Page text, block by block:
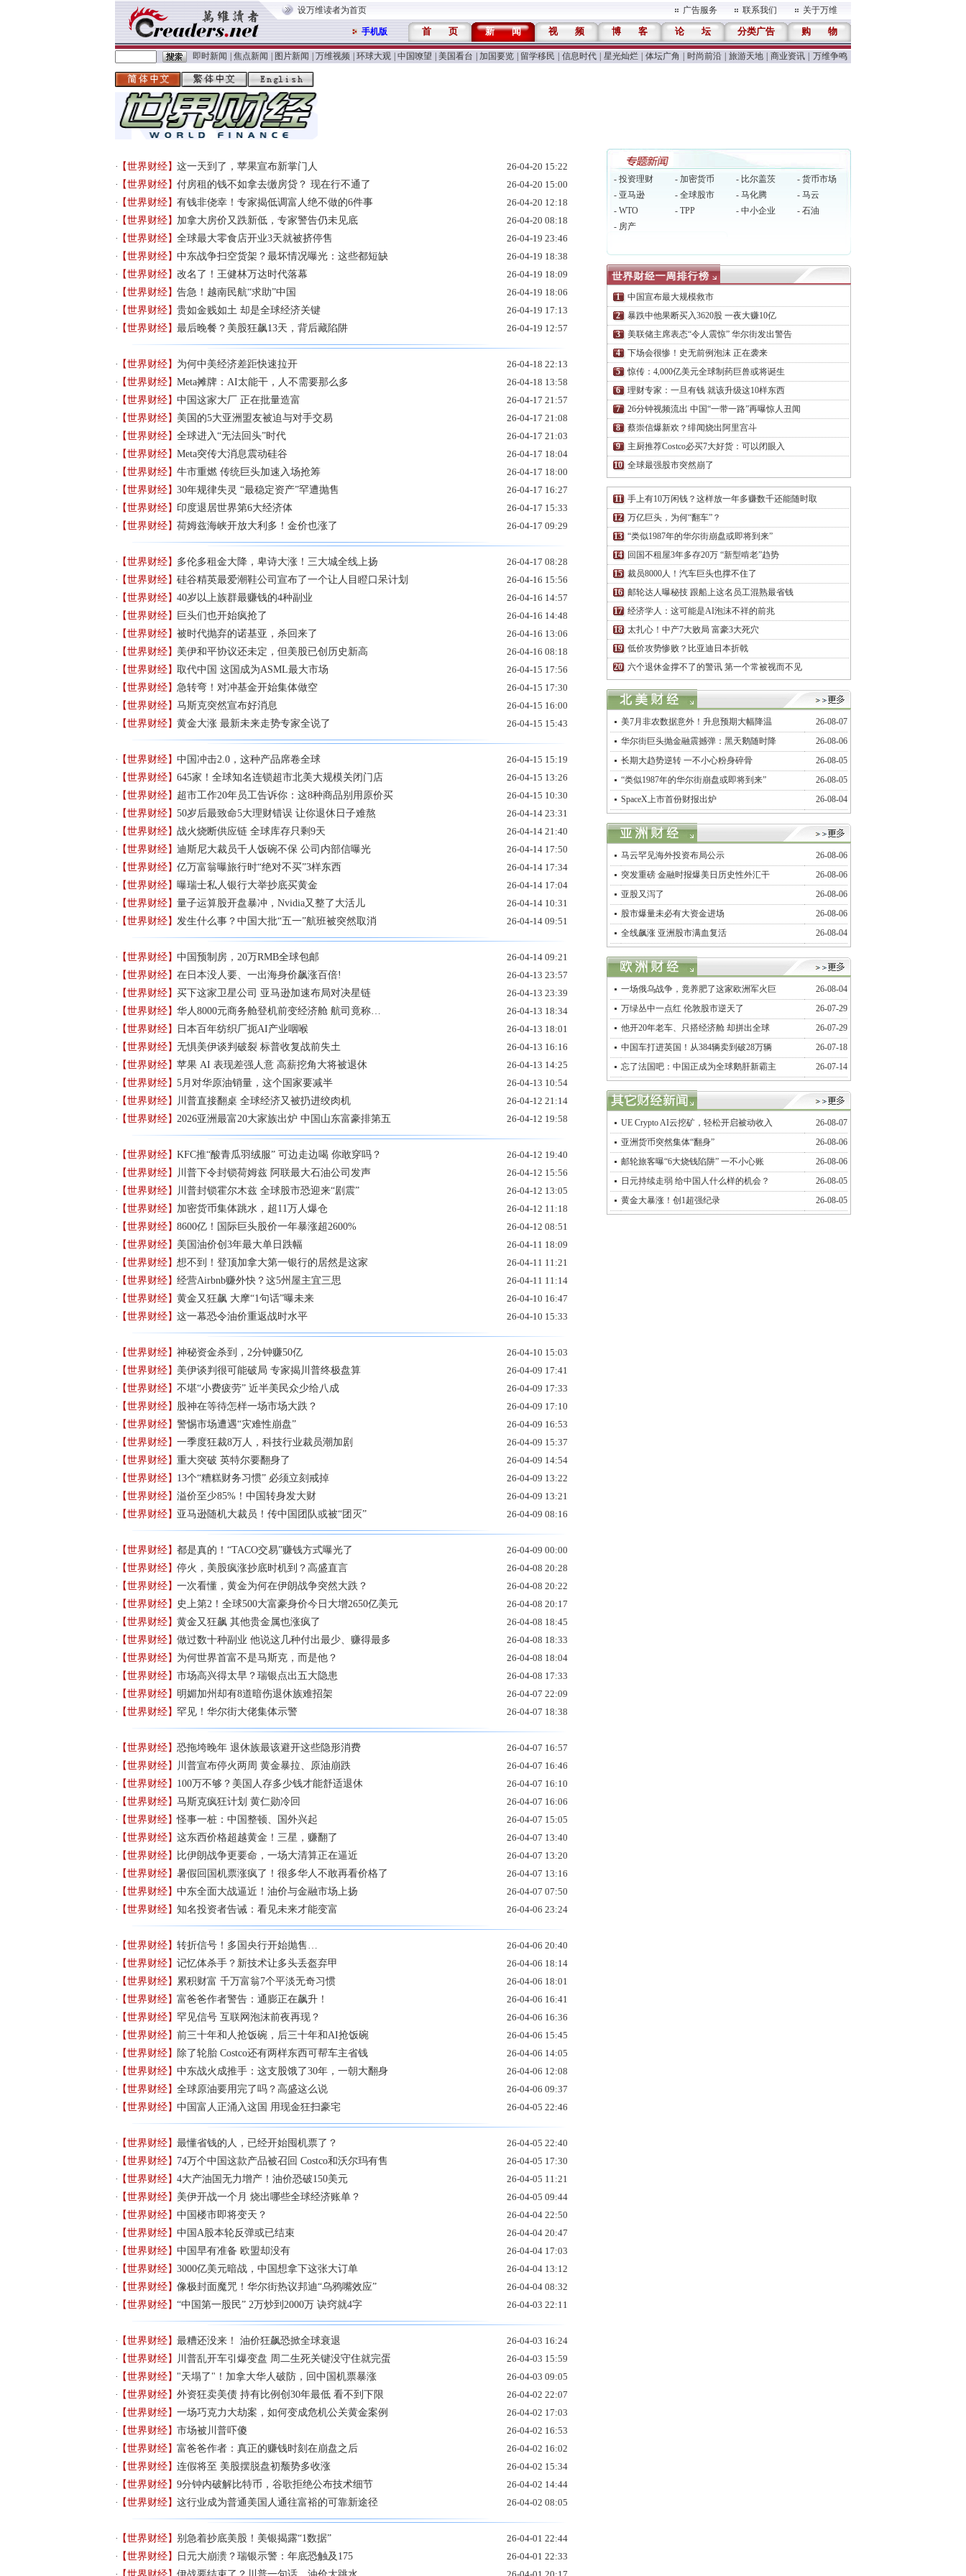
设万维读者为首页 广告服务 联系我们 关于万维
手机版 首 页 新 闻 视 频 博 客 论 坛 分类广告 购 物
即时新闻 焦点新闻 图片新闻 万维视频 环球大观 中国嘹望 美国看台 加国要览 留学移民 信息时代 星光灿烂 体坛广角 时尚前沿 旅游天地 商业资讯 万维争鸣
【世界财经】这一天到了，苹果宣布新掌门人
26-04-20 15:22
【世界财经】付房租的钱不如拿去缴房贷？ 现在行不通了
26-04-20 15:00
【世界财经】有钱非侥幸！专家揭低调富人绝不做的6件事
26-04-20 12:18
【世界财经】加拿大房价又跌新低，专家警告仍未见底
26-04-20 08:18
【世界财经】全球最大零食店开业3天就被挤停售
26-04-19 23:46
【世界财经】中东战争扫空货架？最坏情况曝光：这些都短缺
26-04-19 18:38
【世界财经】改名了！王健林万达时代落幕
26-04-19 18:09
【世界财经】告急！越南民航“求助”中国
26-04-19 18:06
【世界财经】贵如金贱如土 却是全球经济关键
26-04-19 17:13
【世界财经】最后晚餐？美股狂飙13天，背后藏陷阱 26-04-19 12:57
【世界财经】为何中美经济差距快速拉开
26-04-18 22:13
【世界财经】Meta摊牌：AI太能干，人不需要那么多
26-04-18 13:58
【世界财经】中国这家大厂 正在批量造富
26-04-17 21:57
【世界财经】美国的5大亚洲盟友被迫与对手交易
26-04-17 21:08
【世界财经】全球进入“无法回头”时代
26-04-17 21:03
【世界财经】Meta突传大消息震动硅谷
26-04-17 18:04
【世界财经】牛市重燃 传统巨头加速入场抢筹
26-04-17 18:00
【世界财经】30年规律失灵 “最稳定资产”罕遭抛售
26-04-17 16:27
【世界财经】印度退居世界第6大经济体
26-04-17 15:33
【世界财经】荷姆兹海峡开放大利多！金价也涨了 26-04-17 09:29
【世界财经】多伦多租金大降，卑诗大涨！三大城全线上扬
26-04-17 08:28
【世界财经】硅谷精英最爱潮鞋公司宣布了一个让人目瞪口呆计划
26-04-16 15:56
【世界财经】40岁以上族群最赚钱的4种副业
26-04-16 14:57
【世界财经】 巨头们也开始疯抢了
26-04-16 14:48
【世界财经】被时代抛弃的诺基亚，杀回来了
26-04-16 13:06
【世界财经】美伊和平协议还未定，但美股已创历史新高
26-04-16 08:18
【世界财经】取代中国 这国成为ASML最大市场
26-04-15 17:56
【世界财经】急转弯！对冲基金开始集体做空
26-04-15 17:30
【世界财经】马斯克突然宣布好消息
26-04-15 16:00
【世界财经】黄金大涨 最新未来走势专家全说了 26-04-15 15:43
【世界财经】中国冲击2.0，这种产品席卷全球
26-04-15 15:19
【世界财经】645家！全球知名连锁超市北美大规模关闭门店
26-04-15 13:26
【世界财经】超市工作20年员工告诉你：这8种商品别用原价买
26-04-15 10:30
【世界财经】50岁后最致命5大理财错误 让你退休日子难熬
26-04-14 23:31
【世界财经】战火烧断供应链 全球库存只剩9天
26-04-14 21:40
【世界财经】迪斯尼大裁员千人饭碗不保 公司内部信曝光
26-04-14 17:50
【世界财经】亿万富翁曝旅行时“绝对不买”3样东西
26-04-14 17:34
【世界财经】曝瑞士私人银行大举抄底买黄金
26-04-14 17:04
【世界财经】量子运算股开盘暴冲，Nvidia又整了大活儿
26-04-14 10:31
【世界财经】发生什么事？中国大批“五一”航班被突然取消 26-04-14 09:51
【世界财经】中国预制房，20万RMB全球包邮
26-04-14 09:21
【世界财经】在日本没人要、一出海身价飙涨百倍!
26-04-13 23:57
【世界财经】买下这家卫星公司 亚马逊加速布局对决星链
26-04-13 23:39
【世界财经】华人8000元商务舱登机前变经济舱 航司竟称…
26-04-13 18:34
【世界财经】
日本百年纺织厂扼AI产业咽喉
26-04-13 18:01
【世界财经】无惧美伊谈判破裂 标普收复战前失土
26-04-13 16:16
【世界财经】苹果 AI 表现差强人意 高薪挖角大将被退休
26-04-13 14:25
【世界财经】5月对华原油销量，这个国家要减半
26-04-13 10:54
【世界财经】 川普直接翻桌 全球经济又被扔进绞肉机
26-04-12 21:14
【世界财经】2026亚洲最富20大家族出炉 中国山东富豪排第五 26-04-12 19:58
【世界财经】KFC推“酸青瓜羽绒服” 可边走边喝 你敢穿吗？
26-04-12 19:40
【世界财经】 川普下令封锁荷姆兹 阿联最大石油公司发声
26-04-12 15:56
【世界财经】 川普封锁霍尔木兹 全球股市恐迎来“剧震”
26-04-12 13:05
【世界财经】加密货币集体跳水，超11万人爆仓
26-04-12 11:18
【世界财经】8600亿！国际巨头股价一年暴涨超2600%
26-04-12 08:51
【世界财经】美国油价创3年最大单日跌幅
26-04-11 18:09
【世界财经】想不到！登顶加拿大第一银行的居然是这家
26-04-11 11:21
【世界财经】经营Airbnb赚外快？这5州屋主宜三思
26-04-11 11:14
【世界财经】黄金又狂飙 大摩“1句话”曝未来
26-04-10 16:47
【世界财经】这一幕恐令油价重返战时水平 26-04-10 15:33
【世界财经】神秘资金杀到，2分钟赚50亿
26-04-10 15:03
【世界财经】美伊谈判很可能破局 专家揭川普终极盘算
26-04-09 17:41
【世界财经】不堪“小费疲劳” 近半美民众少给八成
26-04-09 17:33
【世界财经】股神在等待怎样一场市场大跌？
26-04-09 17:10
【世界财经】警惕市场遭遇“灾难性崩盘”
26-04-09 16:53
【世界财经】一季度狂裁8万人，科技行业裁员潮加剧
26-04-09 15:37
【世界财经】重大突破 英特尔要翻身了
26-04-09 14:54
【世界财经】13个“糟糕财务习惯” 必须立刻戒掉
26-04-09 13:22
【世界财经】溢价至少85%！中国转身发大财
26-04-09 13:21
【世界财经】亚马逊随机大裁员！传中国团队或被“团灭” 26-04-09 08:16
【世界财经】都是真的！“TACO交易”赚钱方式曝光了
26-04-09 00:00
【世界财经】停火，美股疯涨抄底时机到？高盛直言
26-04-08 20:28
【世界财经】一次看懂，黄金为何在伊朗战争突然大跌？
26-04-08 20:22
【世界财经】 史上第2！全球500大富豪身价今日大增2650亿美元
26-04-08 20:17
【世界财经】黄金又狂飙 其他贵金属也涨疯了
26-04-08 18:45
【世界财经】做过数十种副业 他说这几种付出最少、赚得最多
26-04-08 18:33
【世界财经】为何世界首富不是马斯克，而是他？
26-04-08 18:04
【世界财经】市场高兴得太早？瑞银点出五大隐患
26-04-08 17:33
【世界财经】明媚加州却有8道暗伤退休族难招架
26-04-07 22:09
【世界财经】罕见！华尔街大佬集体示警 26-04-07 18:38
【世界财经】恐拖垮晚年 退休族最该避开这些隐形消费
26-04-07 16:57
【世界财经】 川普宣布停火两周 黄金暴拉、原油崩跌
26-04-07 16:46
【世界财经】100万不够？美国人存多少钱才能舒适退休
26-04-07 16:10
【世界财经】马斯克疯狂计划 黄仁勋冷回
26-04-07 16:06
【世界财经】怪事一桩：中国整顿、国外兴起
26-04-07 15:05
【世界财经】这东西价格超越黄金！三星，赚翻了
26-04-07 13:40
【世界财经】 比伊朗战争更要命，一场大清算正在逼近
26-04-07 13:20
【世界财经】暑假回国机票涨疯了！很多华人不敢再看价格了
26-04-07 13:16
【世界财经】中东全面大战逼近！油价与金融市场上扬
26-04-07 07:50
【世界财经】知名投资者告诫：看见未来才能变富 26-04-06 23:24
【世界财经】转折信号！多国央行开始抛售…
26-04-06 20:40
【世界财经】记忆体杀手？新技术让多头丢盔弃甲
26-04-06 18:14
【世界财经】 累积财富 千万富翁7个平淡无奇习惯
26-04-06 18:01
【世界财经】富爸爸作者警告：通膨正在飙升！
26-04-06 16:41
【世界财经】罕见信号 互联网泡沫前夜再现？
26-04-06 16:36
【世界财经】前三十年和人抢饭碗，后三十年和AI抢饭碗
26-04-06 15:45
【世界财经】 除了轮胎 Costco还有两样东西可帮车主省钱
26-04-06 14:05
【世界财经】中东战火成推手：这支股饿了30年，一朝大翻身
26-04-06 12:08
【世界财经】全球原油要用完了吗？高盛这么说
26-04-06 09:37
【世界财经】中国富人正涌入这国 用现金狂扫豪宅 26-04-05 22:46
【世界财经】最懂省钱的人，已经开始囤机票了？
26-04-05 22:40
【世界财经】74万个中国这款产品被召回 Costco和沃尔玛有售
26-04-05 17:30
【世界财经】4大产油国无力增产！油价恐破150美元
26-04-05 11:21
【世界财经】美伊开战一个月 烧出哪些全球经济账单？
26-04-05 09:44
【世界财经】中国楼市即将变天？
26-04-04 22:50
【世界财经】中国A股本轮反弹或已结束
26-04-04 20:47
【世界财经】中国早有准备 欧盟却没有
26-04-04 17:03
【世界财经】3000亿美元暗战，中国想拿下这张大订单
26-04-04 13:12
【世界财经】像极封面魔咒！华尔街热议邦迪“乌鸦嘴效应”
26-04-04 08:32
【世界财经】“中国第一股民” 2万炒到2000万 诀窍就4字 26-04-03 22:11
【世界财经】最糟还没来！ 油价狂飙恐掀全球衰退
26-04-03 16:24
【世界财经】 川普乱开车引爆变盘 周二生死关键没守住就完蛋
26-04-03 15:59
【世界财经】"天塌了"！加拿大华人破防，回中国机票暴涨
26-04-03 09:05
【世界财经】外资狂卖美债 持有比例创30年最低 看不到下限
26-04-02 22:07
【世界财经】一场巧克力大劫案，如何变成危机公关黄金案例
26-04-02 17:03
【世界财经】市场被川普吓傻
26-04-02 16:53
【世界财经】富爸爸作者：真正的赚钱时刻在崩盘之后
26-04-02 16:02
【世界财经】连假将至 美股摆脱盘初颓势多收涨
26-04-02 15:34
【世界财经】9分钟内破解比特币，谷歌拒绝公布技术细节
26-04-02 14:44
【世界财经】这行业成为普通美国人通往富裕的可靠新途径 26-04-02 08:05
【世界财经】别急着抄底美股！美银揭露“1数据”
26-04-01 22:44
【世界财经】
日元大崩溃？瑞银示警：年底恐触及175
26-04-01 22:33
- 投资理财 - 加密货币 - 比尔盖茨
- 货币市场
- 亚马逊
- 全球股市 - 马化腾
- 马云
- WTO
- TPP - 中小企业
- 石油
- 房产
中国宣布最大规模救市
暴跌中他果断买入3620股 一夜大赚10亿
美联储主席表态“令人震惊” 华尔街发出警告
下场会很惨！史无前例泡沫 正在袭来
惊传：4,000亿美元全球制药巨兽或将诞生
理财专家：一旦有钱 就该升级这10样东西
26分钟视频流出 中国“一带一路”再曝惊人丑闻
蔡崇信爆新欢？绯闻烧出阿里宫斗
主厨推荐Costco必买7大好货：可以闭眼入
全球最强股市突然崩了
手上有10万闲钱？这样放一年多赚数千还能随时取
万亿巨头，为何“翻车”？
“类似1987年的华尔街崩盘或即将到来”
回国不租屋3年多存20万 “新型啃老”趋势
裁员8000人！汽车巨头也撑不住了
邮轮达人曝秘技 跟船上这名员工混熟最省钱
经济学人：这可能是AI泡沫不祥的前兆
太扎心！中产7大败局 富豪3大死穴
低价攻势惨败？比亚迪日本折戟
六个退休金撑不了的警讯 第一个常被视而不见
美7月非农数据意外！升息预期大幅降温
26-08-07
华尔街巨头抛金融震撼弹：黑天鹅随时降
26-08-06
长期大趋势逆转 一不小心粉身碎骨
26-08-05
“类似1987年的华尔街崩盘或即将到来”
26-08-05
SpaceX上市首份财报出炉
26-08-04
马云罕见海外投资布局公示
26-08-06
突发重磅 金融时报爆美日历史性外汇干
26-08-06
亚股又泻了
26-08-06
股市爆量未必有大资金进场
26-08-06
全线飙涨 亚洲股市满血复活
26-08-04
一场俄乌战争，竟养肥了这家欧洲军火巨
26-08-04
万绿丛中一点红 伦敦股市逆天了
26-07-29
他开20年老车、只搭经济舱 却拼出全球
26-07-29
中国车打进英国！从384辆卖到破28万辆
26-07-18
忘了法国吧：中国正成为全球鹅肝新霸主
26-07-14
UE Crypto AI云挖矿，轻松开启被动收入
26-08-07
亚洲货币突然集体“翻身”
26-08-06
邮轮旅客曝“6大烧钱陷阱” 一不小心账
26-08-06
日元持续走弱 给中国人什么样的机会？
26-08-05
黄金大暴涨！创1超强纪录
26-08-05